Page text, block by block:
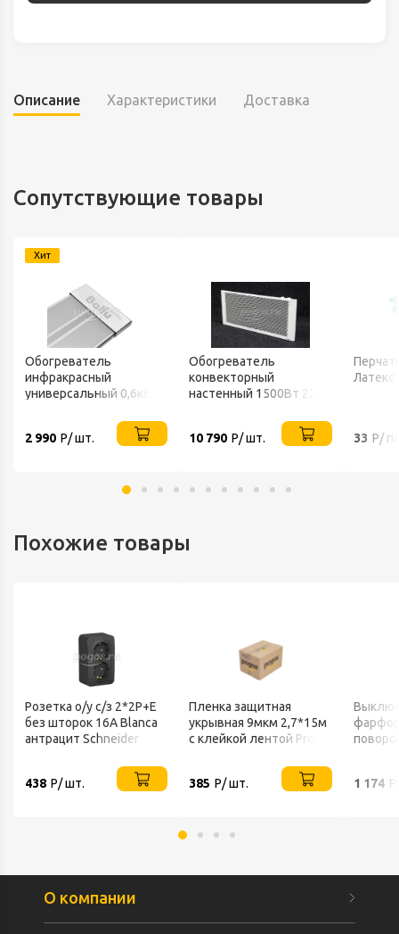
Описание Характеристики Доставка
Сопутствующие товары
Хит
Обогреватель
инфракрасный
универсальный 0,6кВт
2 990 Р/ шт.
Обогреватель
конвекторный
настенный 1500Вт 220В
10 790 Р/ шт.
Латекс
33 Р/
Похожие товары
Розетка о/у c/з 2*2Р+Е
без шторок 16А Blanca
антрацит Schneider
438 Р/ шт.
Пленка защитная
укрывная 9мкм 2,7*15м
с клейкой лентой Profi
385 Р/ шт.
1 174
О компании